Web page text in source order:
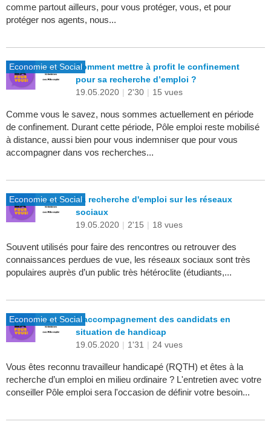
comme partout ailleurs, pour vous protéger, vous, et pour
protéger nos agents, nous...
Economie et SocialComment mettre à profit le confinement
pour sa recherche d’emploi ?
19.05.2020 | 2'30 | 15 vues
Comme vous le savez, nous sommes actuellement en période
de confinement. Durant cette période, Pôle emploi reste mobilisé
à distance, aussi bien pour vous indemniser que pour vous
accompagner dans vos recherches...
Economie et SocialLa recherche d'emploi sur les réseaux
sociaux
19.05.2020 | 2'15 | 18 vues
Souvent utilisés pour faire des rencontres ou retrouver des
connaissances perdues de vue, les réseaux sociaux sont très
populaires auprès d’un public très hétéroclite (étudiants,...
Economie et SocialL'accompagnement des candidats en
situation de handicap
19.05.2020 | 1'31 | 24 vues
Vous êtes reconnu travailleur handicapé (RQTH) et êtes à la
recherche d’un emploi en milieu ordinaire ? L'entretien avec votre
conseiller Pôle emploi sera l'occasion de définir votre besoin...